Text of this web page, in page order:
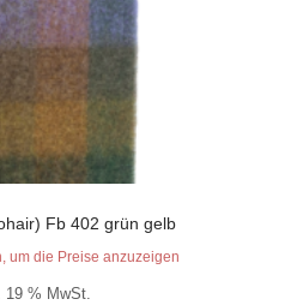
Fb 402 grün gelb
um die Preise anzuzeigen
19 % MwSt.